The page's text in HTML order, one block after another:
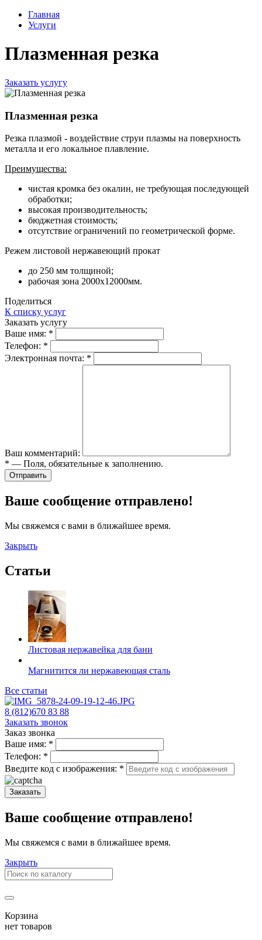
Главная
Услуги
Плазменная резка
Заказать услугу
Плазменная резка
Резка плазмой - воздействие струи плазмы на поверхность
металла и его локальное плавление.
Преимущества:
чистая кромка без окалин, не требующая последующей
обработки;
высокая производительность;
бюджетная стоимость;
отсутствие ограничений по геометрической форме.
Режем листовой нержавеющий прокат
до 250 мм толщиной;
рабочая зона 2000х12000мм.
Поделиться
К списку услуг
Заказать услугу
Ваше имя: *
Телефон: *
Электронная почта: *
Ваш комментарий:
* — Поля, обязательные к заполнению.
Отправить
Ваше сообщение отправлено!
Мы свяжемся с вами в ближайшее время.
Закрыть
Статьи
Листовая нержавейка для бани
Магнитится ли нержавеющая сталь
Все статьи
8 (812)670 83 88
Заказать звонок
Заказ звонка
Ваше имя: *
Телефон: *
Введите код с изображения: *
Заказать
Ваше сообщение отправлено!
Мы свяжемся с вами в ближайшее время.
Закрыть
Корзина
нет товаров